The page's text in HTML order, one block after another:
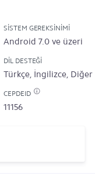
SISTEM GEREKSINIMI
Android 7.0 ve üzeri
DIL DESTEĞI
Türkçe, İngilizce, Diğer
CEPDEID
11156